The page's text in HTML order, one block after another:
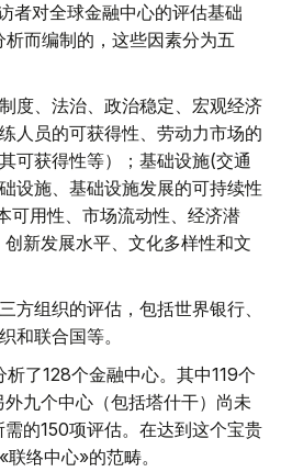
者对全球金融中心的评估基础
析而编制的，这些因素分为五
度、法治、政治稳定、宏观经济
人员的可获得性、劳动力市场的
可获得性等）；基础设施(交通
设施、基础设施发展的可持续性
可用性、市场流动性、经济潜
新发展水平、文化多样性和文
方组织的评估，包括世界银行、
和联合国等。
了128个金融中心。其中119个
九个中心（包括塔什干）尚未
的150项评估。在达到这个宝贵
络中心»的范畴。